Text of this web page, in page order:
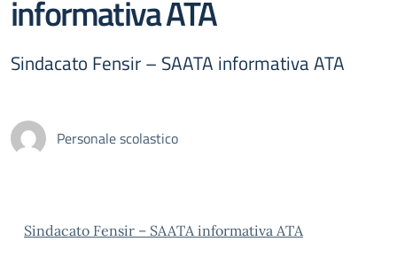
informativa ATA
Sindacato Fensir – SAATA informativa ATA
Personale scolastico
Sindacato Fensir – SAATA informativa ATA